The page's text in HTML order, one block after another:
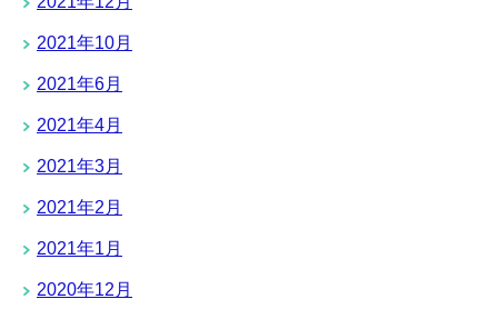
2021年10月
2021年6月
2021年4月
2021年3月
2021年2月
2021年1月
2020年12月